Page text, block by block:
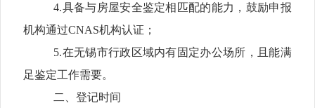
4.具备与房屋安全鉴定相匹配的能力，鼓励申报
机构通过CNAS机构认证；
5.在无锡市行政区域内有固定办公场所，且能满
足鉴定工作需要。
二、登记时间